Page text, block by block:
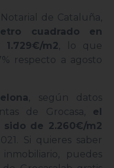
de Cataluña,
cuadrado en
m2, lo que
respecto a agosto
, según datos
de Grocasa, el
de 2.260€/m2
Si quieres saber
puedes